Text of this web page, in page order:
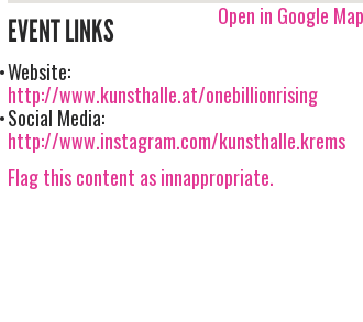
Open in Google
EVENT LINKS
Website:
http://www.kunsthalle.at/onebillionrising
Social Media:
http://www.instagram.com/kunsthalle.krems
Flag this content as innappropriate.